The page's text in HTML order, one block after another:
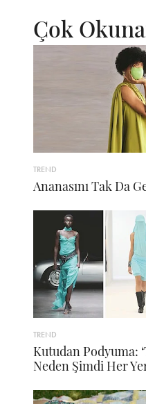
Çok
TREND
Ananasını Tak Da
TREND
Kutudan Podyuma:
Neden Şimdi Her